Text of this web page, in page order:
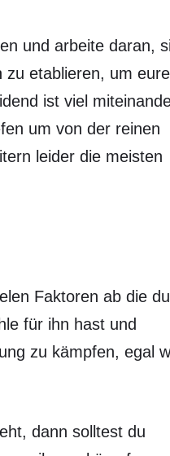
und arbeite daran,
zu etablieren, um eure
ist viel
um von der reinen
leider die meisten
Faktoren ab die du
für ihn hast und
zu kämpfen, egal
dann solltest du